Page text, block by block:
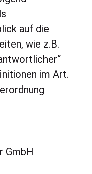
auf die
wie z.B.
im Art.
GmbH